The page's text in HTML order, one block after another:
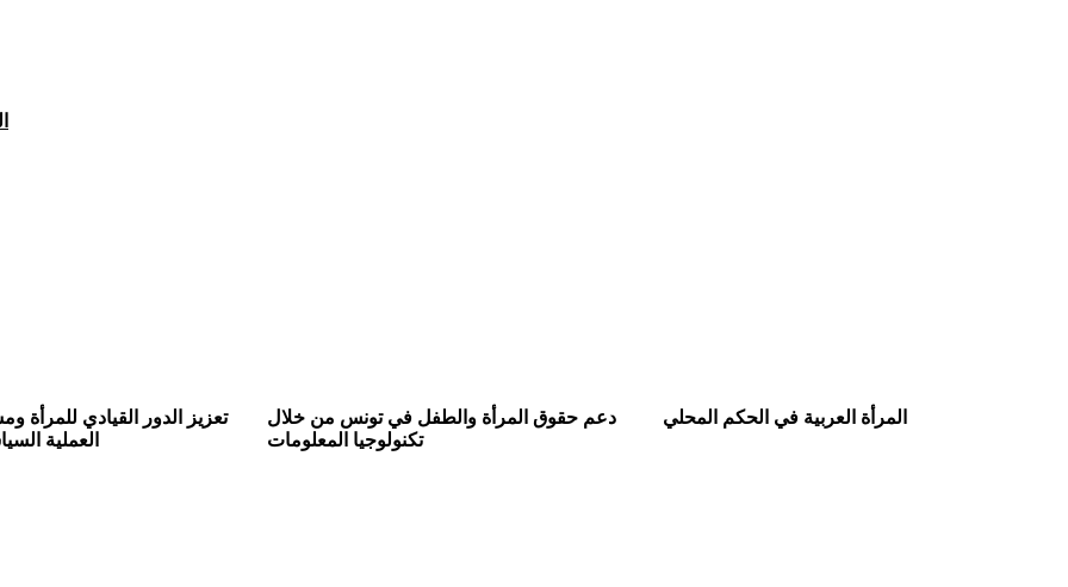
تعزيز الدور القيادي للمرأة
العملية
دعم حقوق المرأة والطفل في تونس من خلال
تكنولوجيا المعلومات
المرأة العربية في الحكم المحلي